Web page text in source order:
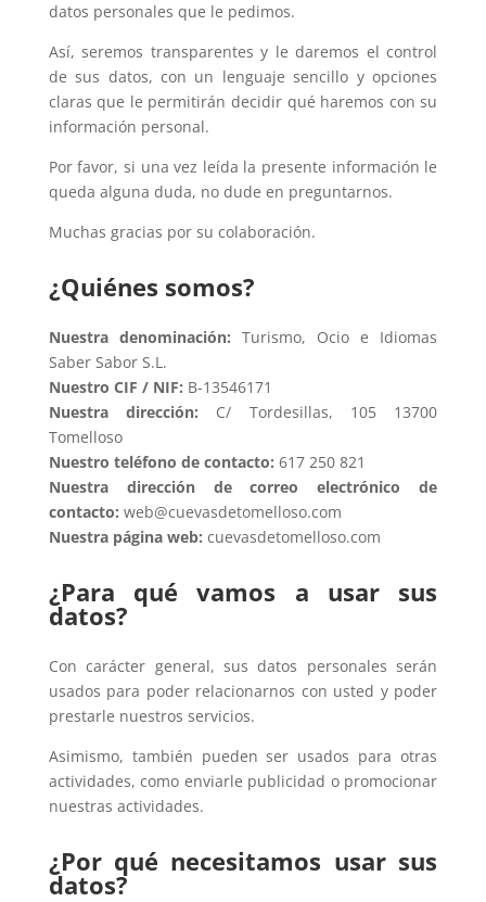
datos personales que le pedimos.
Así, seremos transparentes y le daremos el control
de sus datos, con un lenguaje sencillo y opciones
claras que le permitirán decidir qué haremos con su
información personal.
Por favor, si una vez leída la presente información le
queda alguna duda, no dude en preguntarnos.
Muchas gracias por su colaboración.
¿Quiénes somos?
Nuestra denominación: Turismo, Ocio e Idiomas
Saber Sabor S.L.
Nuestro CIF / NIF: B-13546171
Nuestra dirección: C/ Tordesillas, 105 13700
Tomelloso
Nuestro teléfono de contacto: 617 250 821
Nuestra dirección de correo electrónico de
contacto: web@cuevasdetomelloso.com
Nuestra página web: cuevasdetomelloso.com
¿Para qué vamos a usar sus
datos?
Con carácter general, sus datos personales serán
usados para poder relacionarnos con usted y poder
prestarle nuestros servicios.
Asimismo, también pueden ser usados para otras
actividades, como enviarle publicidad o promocionar
nuestras actividades.
¿Por qué necesitamos usar sus
datos?